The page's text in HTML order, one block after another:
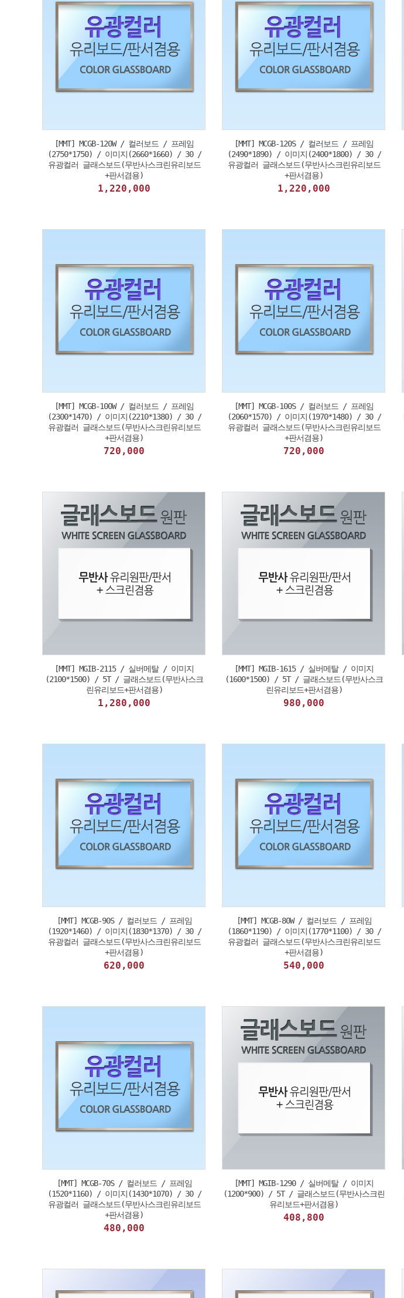
[MMT] MCGB-120W / 컬러보드 / 프레임
(2750*1750) / 이미지(2660*1660) / 30 /
유광컬러 글래스보드(무반사스크린유리보드
+판서겸용)
1,220,000
[MMT] MCGB-120S / 컬러보드 / 프레임
(2490*1890) / 이미지(2400*1800) / 30 /
유광컬러 글래스보드(무반사스크린유리보드
+판서겸용)
1,220,000
[MMT] MCGB-100W / 컬러보드 / 프레임
(2300*1470) / 이미지(2210*1380) / 30 /
유광컬러 글래스보드(무반사스크린유리보드
+판서겸용)
720,000
[MMT] MCGB-100S / 컬러보드 / 프레임
(2060*1570) / 이미지(1970*1480) / 30 /
유광컬러 글래스보드(무반사스크린유리보드
+판서겸용)
720,000
[MMT] MGIB-2115 / 실버메탈 / 이미지
(2100*1500) / 5T / 글래스보드(무반사스크
린유리보드+판서겸용)
1,280,000
[MMT] MGIB-1615 / 실버메탈 / 이미지
(1600*1500) / 5T / 글래스보드(무반사스크
린유리보드+판서겸용)
980,000
[MMT] MCGB-90S / 컬러보드 / 프레임
(1920*1460) / 이미지(1830*1370) / 30 /
유광컬러 글래스보드(무반사스크린유리보드
+판서겸용)
620,000
[MMT] MCGB-80W / 컬러보드 / 프레임
(1860*1190) / 이미지(1770*1100) / 30 /
유광컬러 글래스보드(무반사스크린유리보드
+판서겸용)
540,000
[MMT] MCGB-70S / 컬러보드 / 프레임
(1520*1160) / 이미지(1430*1070) / 30 /
유광컬러 글래스보드(무반사스크린유리보드
+판서겸용)
480,000
[MMT] MGIB-1290 / 실버메탈 / 이미지
(1200*900) / 5T / 글래스보드(무반사스크린
유리보드+판서겸용)
408,800